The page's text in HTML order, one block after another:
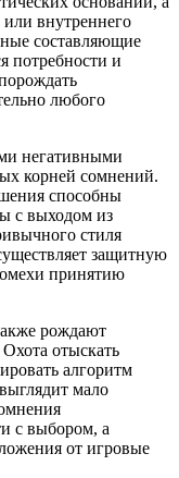
внутреннего
составляющие
потребности и
любого
негативными
корней сомнений.
способны
с выходом из
стиля
защитную
принятию
рождают
отыскать
алгоритм
мало
с выбором, а
от игровые